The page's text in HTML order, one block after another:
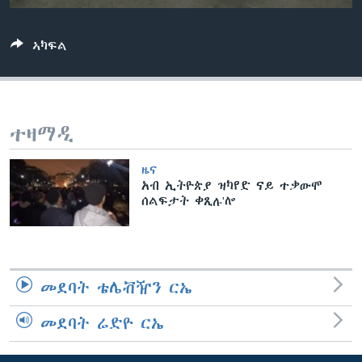
ኣካፍል
ተዛማዲ
ዜና
አብ ኢትዮጵያ ዝካየድ ናይ ተቃውሞ
ሰልፍታት ቀጺሉ'ሎ
መደባት ቴሌቭዥን ርኤ
መደባት ሬድዮ ርኤ